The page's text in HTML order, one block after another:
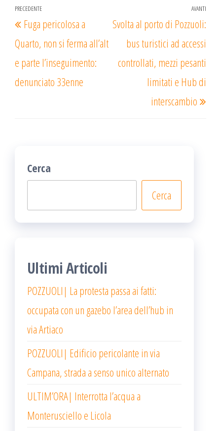
Navigazione
articoli
Articolo
precedente
PRECEDENTE
Fuga pericolosa a
Quarto, non si ferma all’alt
e parte l’inseguimento:
denunciato 33enne
AVANTI
Svolta al porto di Pozzuoli:
bus turistici ad accessi
controllati, mezzi pesanti
limitati e Hub di
interscambio
Cerca
Cerca
Ultimi Articoli
POZZUOLI| La protesta passa ai fatti:
occupata con un gazebo l’area dell’hub in
via Artiaco
POZZUOLI| Edificio pericolante in via
Campana, strada a senso unico alternato
ULTIM’ORA| Interrotta l’acqua a
Monterusciello e Licola